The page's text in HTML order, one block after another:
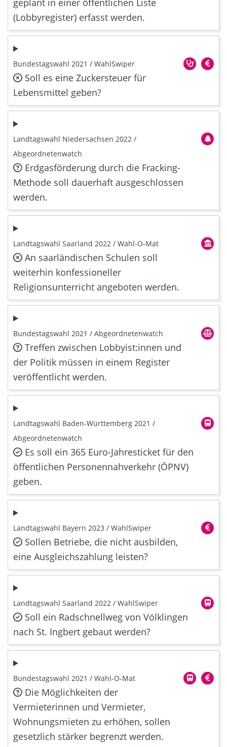
geplant in einer öffentlichen Liste
(Lobbyregister) erfasst werden.
Bundestagswahl 2021 / WahlSwiper
Soll es eine Zuckersteuer für
Lebensmittel geben?
Landtagswahl Niedersachsen 2022 /
Abgeordnetenwatch
Erdgasförderung durch die Fracking-
Methode soll dauerhaft ausgeschlossen
werden.
Landtagswahl Saarland 2022 / Wahl-O-Mat
An saarländischen Schulen soll
weiterhin konfessioneller
Religionsunterricht angeboten werden.
Bundestagswahl 2021 / Abgeordnetenwatch
Treffen zwischen Lobbyist:innen und
der Politik müssen in einem Register
veröffentlicht werden.
Landtagswahl Baden-Württemberg 2021 /
Abgeordnetenwatch
Es soll ein 365 Euro-Jahresticket für den
öffentlichen Personennahverkehr (ÖPNV)
geben.
Landtagswahl Bayern 2023 / WahlSwiper
Sollen Betriebe, die nicht ausbilden,
eine Ausgleichszahlung leisten?
Landtagswahl Saarland 2022 / WahlSwiper
Soll ein Radschnellweg von Völklingen
nach St. Ingbert gebaut werden?
Bundestagswahl 2021 / Wahl-O-Mat
Die Möglichkeiten der
Vermieterinnen und Vermieter,
Wohnungsmieten zu erhöhen, sollen
gesetzlich stärker begrenzt werden.